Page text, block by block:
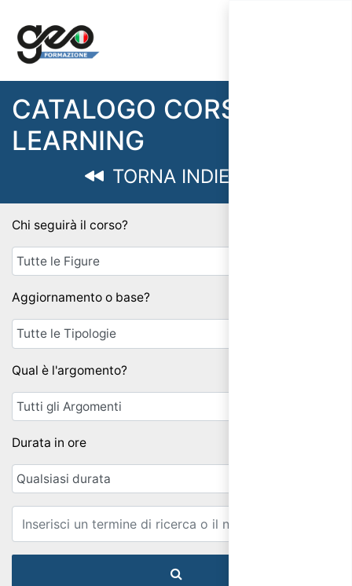
CATALOGO CORSI E-
LEARNING
TORNA INDIETRO
Chi seguirà il corso?
Aggiornamento o base?
Qual è l'argomento?
Durata in ore